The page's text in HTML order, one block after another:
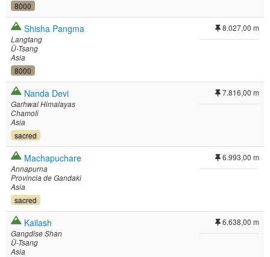
8000
Shisha Pangma
Langtang
Ü-Tsang
Asia
8000
8.027,00 m
Nanda Devi
Garhwal Himalayas
Chamoli
Asia
sacred
7.816,00 m
Machapuchare
Annapurna
Provincia de Gandaki
Asia
sacred
6.993,00 m
Kailash
Gangdise Shan
Ü-Tsang
Asia
6.638,00 m